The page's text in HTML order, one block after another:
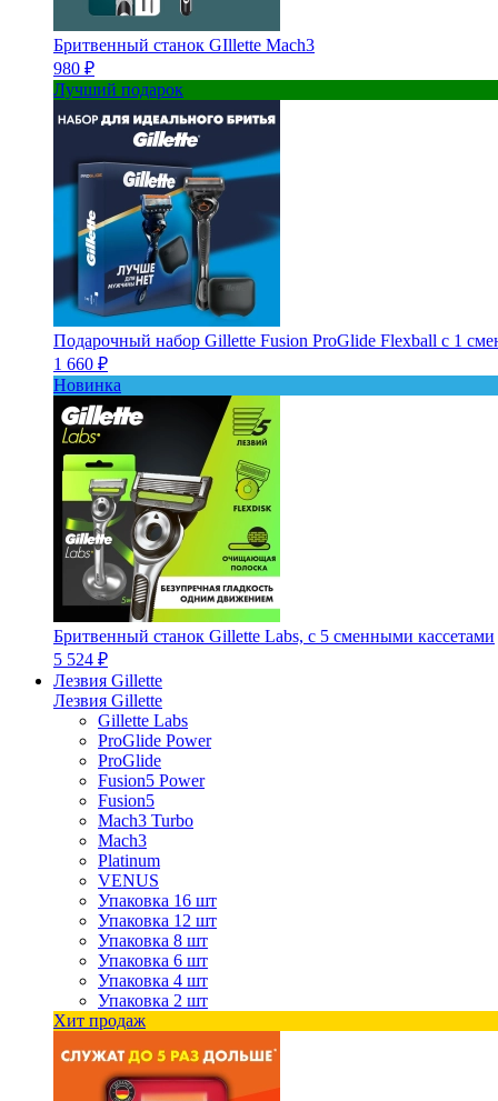
Бритвенный станок GIllette Mach3
980 ₽
Лучший подарок
Подарочный набор Gillette Fusion ProGlide Flexball с 1
1 660 ₽
Новинка
Бритвенный станок Gillette Labs, с 5 сменными кассетами
5 524 ₽
Лезвия Gillette
Лезвия Gillette
Gillette Labs
ProGlide Power
ProGlide
Fusion5 Power
Fusion5
Mach3 Turbo
Mach3
Platinum
VENUS
Упаковка 16 шт
Упаковка 12 шт
Упаковка 8 шт
Упаковка 6 шт
Упаковка 4 шт
Упаковка 2 шт
Хит продаж